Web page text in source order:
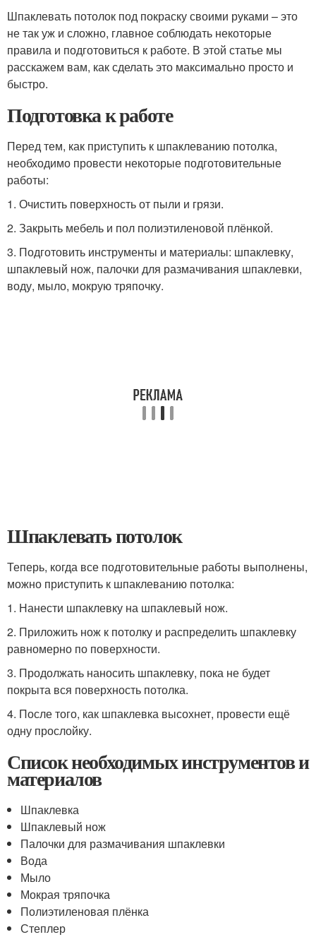
Шпаклевать потолок под покраску своими руками – это
не так уж и сложно, главное соблюдать некоторые
правила и подготовиться к работе. В этой статье мы
расскажем вам, как сделать это максимально просто и
быстро.
Подготовка к работе
Перед тем, как приступить к шпаклеванию потолка,
необходимо провести некоторые подготовительные
работы:
1. Очистить поверхность от пыли и грязи.
2. Закрыть мебель и пол полиэтиленовой плёнкой.
3. Подготовить инструменты и материалы: шпаклевку,
шпаклевый нож, палочки для размачивания шпаклевки,
воду, мыло, мокрую тряпочку.
Шпаклевать потолок
Теперь, когда все подготовительные работы выполнены,
можно приступить к шпаклеванию потолка:
1. Нанести шпаклевку на шпаклевый нож.
2. Приложить нож к потолку и распределить шпаклевку
равномерно по поверхности.
3. Продолжать наносить шпаклевку, пока не будет
покрыта вся поверхность потолка.
4. После того, как шпаклевка высохнет, провести ещё
одну прослойку.
Список необходимых инструментов и
материалов
Шпаклевка
Шпаклевый нож
Палочки для размачивания шпаклевки
Вода
Мыло
Мокрая тряпочка
Полиэтиленовая плёнка
Степлер